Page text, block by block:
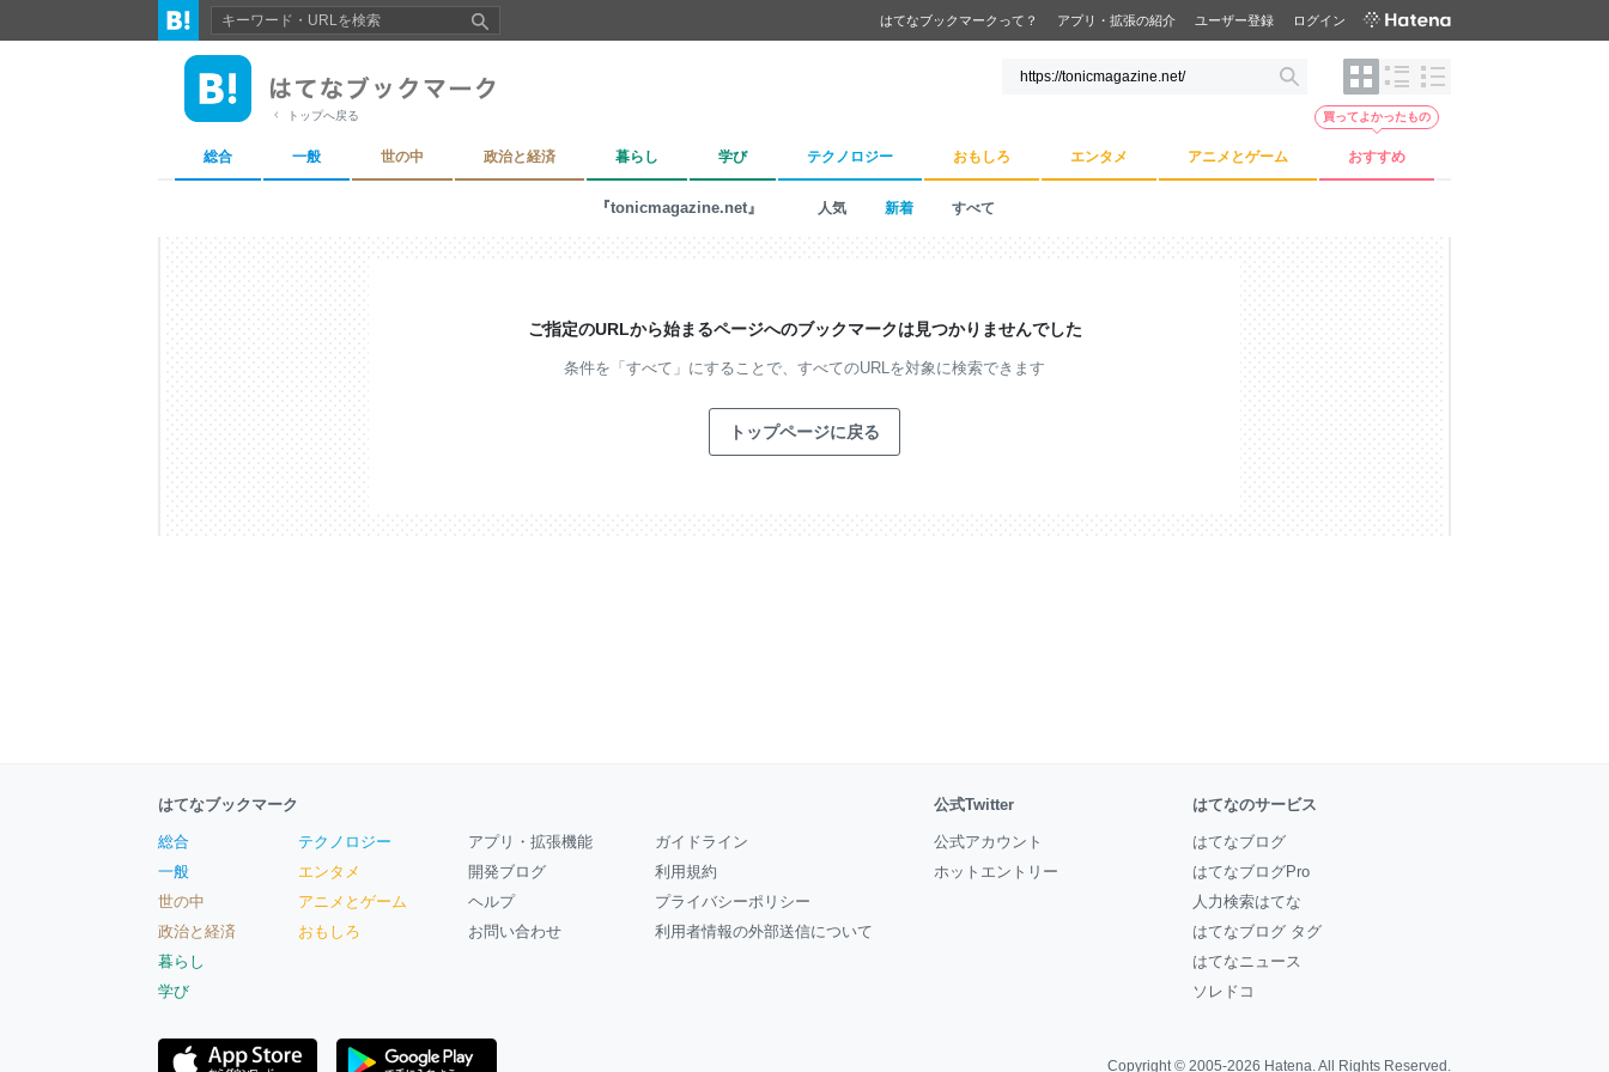
はてなブックマークって？ アプリ・拡張の紹介 ユーザー登録 ログイン
トップへ戻る
総合 一般 世の中 政治と経済 暮らし 学び テクノロジー おもしろ エンタメ アニメとゲーム おすすめ
買ってよかったもの
『tonicmagazine.net』 人気 新着 すべて
ご指定のURLから始まるページへのブックマークは見つかりませんでした
条件を「すべて」にすることで、 すべてのURLを対象に検索できます
トップページに戻る
はてなブックマーク
総合
一般
世の中
政治と経済
暮らし
学び
テクノロジー
エンタメ
アニメとゲーム
おもしろ
アプリ・拡張機能
開発ブログ
ヘルプ
お問い合わせ
ガイドライン
利用規約
プライバシーポリシー
利用者情報の外部送信について
公式Twitter
公式アカウント
ホットエントリー
はてなのサービス
はてなブログ
はてなブログPro
人力検索はてな
はてなブログ タグ
はてなニュース
ソレドコ
Copyright © 2005-2026 Hatena. All Rights Reserved.